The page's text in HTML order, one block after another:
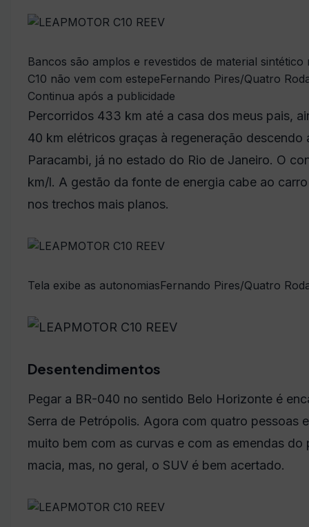
Bancos são amplos e revestidos de material
C10 não vem com estepeFernando Pires/Quatro
Continua após a publicidade
Percorridos 433 km até a casa dos meus pais,
40 km elétricos graças à regeneração descendo
Paracambi, já no estado do Rio de Janeiro. O
km/l. A gestão da fonte de energia cabe ao
nos trechos mais planos.
Tela exibe as autonomiasFernando Pires/Quatro
Desentendimentos
Pegar a BR-040 no sentido Belo Horizonte é
Serra de Petrópolis. Agora com quatro pessoas
muito bem com as curvas e com as emendas
macia, mas, no geral, o SUV é bem acertado.